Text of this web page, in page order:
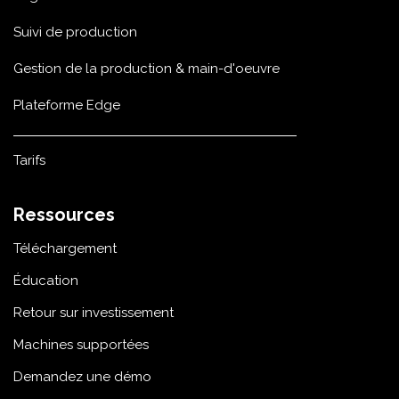
Suivi de production
Gestion de la production & main-d'oeuvre
Plateforme Edge
Tarifs
Ressources
Téléchargement
Éducation
Retour sur investissement
Machines supportées
Demandez une démo